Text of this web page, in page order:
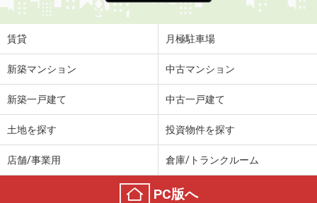
賃貸 月極駐車場
新築マンション 中古マンション
新築一戸建て 中古一戸建て
土地を探す 投資物件を探す
店舗/事業用 倉庫/トランクルーム
PC版へ